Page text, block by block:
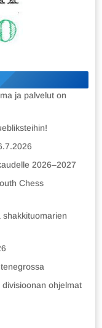
ja palvelut on
2026–2027
Chess
shakkituomarien
ohjelmat